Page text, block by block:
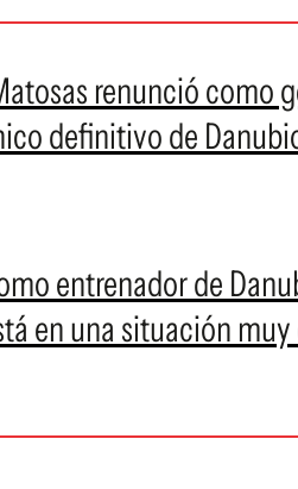
renunció como
definitivo de
entrenador de
en una situación